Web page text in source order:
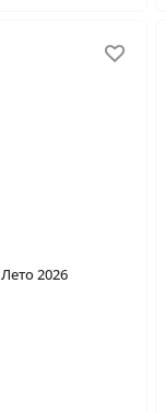
Лето 2026